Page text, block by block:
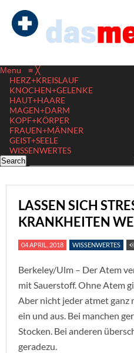
Menu ≡ ╳
HERZ+KREISLAUF
KNOCHEN+GELENKE
HAUT+HAARE
MAGEN+DARM
KOPF+KÖRPER
FRAUEN+MÄNNER
GEIST+SEELE
WISSENWERTES
LASSEN SICH
KRANKHEITEN
04 APRIL, 2018 WISSENWERTES
Berkeley/Ulm – Der Atem
mit Sauerstoff. Ohne Atem
Aber nicht jeder atmet ganz
ein und aus. Bei manchen
Stocken. Bei anderen
geradezu.